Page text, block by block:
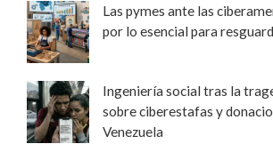
Las pymes ante las
por lo esencial para
Ingeniería social tras la
sobre ciberestafas y
Venezuela